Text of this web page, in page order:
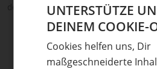
deine Meinung.UNTERSTÜTZE
DEINEM COOKIE-
Cookies helfen uns, Dir
maßgeschneiderte